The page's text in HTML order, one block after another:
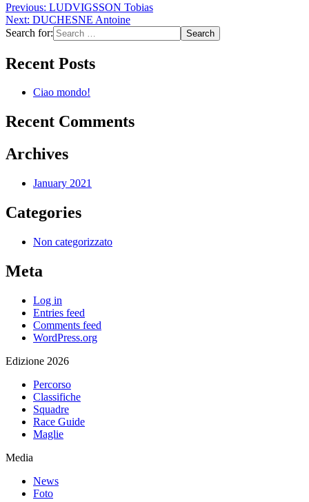
Previous: LUDVIGSSON Tobias
Next: DUCHESNE Antoine
Search for:
Recent Posts
Ciao mondo!
Recent Comments
Archives
January 2021
Categories
Non categorizzato
Meta
Log in
Entries feed
Comments feed
WordPress.org
Edizione 2026
Percorso
Classifiche
Squadre
Race Guide
Maglie
Media
News
Foto